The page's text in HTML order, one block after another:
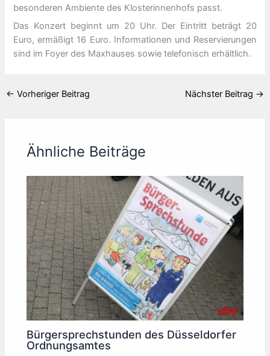
besonderen Ambiente des Klosterinnenhofs passt.
Das Konzert beginnt um 20 Uhr. Der Eintritt beträgt 20
Euro, ermäßigt 16 Euro. Informationen und Reservierungen
sind im Foyer des Maxhauses sowie telefonisch erhältlich.
← Vorheriger Beitrag Nächster Beitrag →
Ähnliche Beiträge
Bürgersprechstunden des Düsseldorfer
Ordnungsamtes